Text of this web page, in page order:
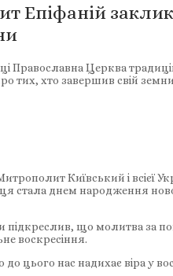
Православна Церква
тих, хто завершив свій
Київський і всієї
стала днем народження
підкреслив, що молитва за
воскресіння.
нас надихає віра у